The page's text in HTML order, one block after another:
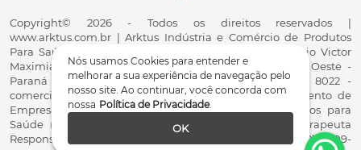
Nós usamos Cookies para entender e
melhorar a sua experiência de navegação pelo
nosso site. Ao continuar, você concorda com
nossa Política de Privacidade.
OK
Copyright© 2026 - Todos os direitos reservados |
www.arktus.com.br | Arktus Indústria e Comércio de Produtos
Para Saúde Ltda | CNPJ: 01.417.367/0001-78 | R. Antônio Victor
Maximiano, 107, Parque Industrial II, Santa Tereza do Oeste -
Paraná - CEP 85825-900 - Fale conosco: 0800 200 8022 -
comercial@arktus.com.br | Autorização de Funcionamento de
Empresa - AFE/ANVISA - Para Fabricação de Produtos para
Saúde (Correlatos): 8.02.844-5 (UX418X102741) - Fisioterapeuta
Responsável Técnico Dr. Alex Fernando Zani - Crefito8(PR): 8409-